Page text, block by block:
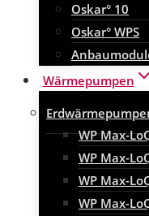
Oskar° 10
Oskar° WPS
Wärmepumpen
WP Max-
WP Max-
WP Max-
WP Max-